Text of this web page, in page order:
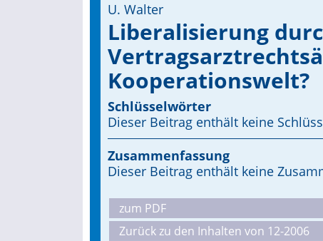
U. Walter
Liberalisierung
Kooperationswelt?
Schlüsselwörter
Dieser Beitrag enthält keine
Zusammenfassung
Dieser Beitrag enthält keine
zum PDF
Zurück zu den Inhalten von 12-2006